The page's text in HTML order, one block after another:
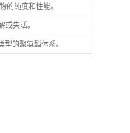
的纯度和性能。
失活。
的聚氨酯体系。